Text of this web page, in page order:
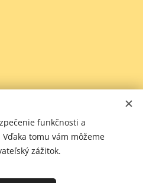
funkčnosti a
tomu vám môžeme
zážitok.